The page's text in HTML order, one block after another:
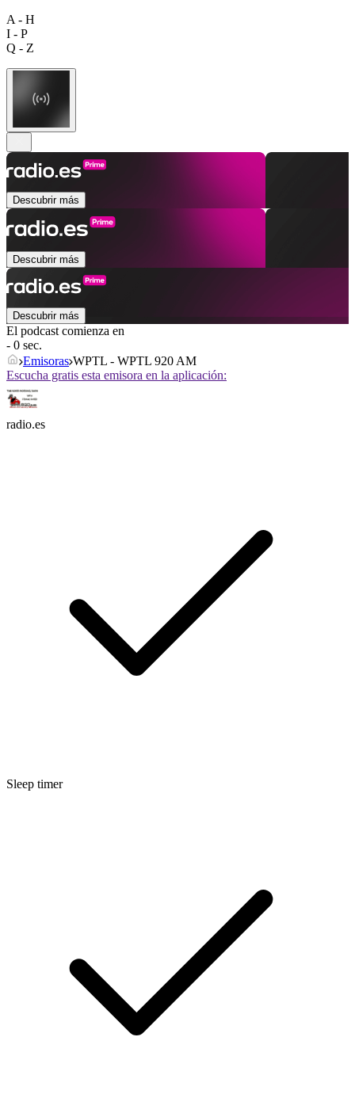
A - H
I - P
Q - Z
Descubrir más
Descubrir más
Descubrir más
El podcast comienza en
- 0 sec.
Emisoras WPTL - WPTL 920 AM
Escucha gratis esta emisora en la aplicación:
radio.es
Sleep timer